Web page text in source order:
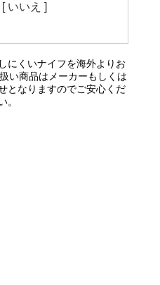
[ いいえ ]
にくいナイフを海外よりお
い商品はメーカーもしくは
となりますのでご安心くだ
。